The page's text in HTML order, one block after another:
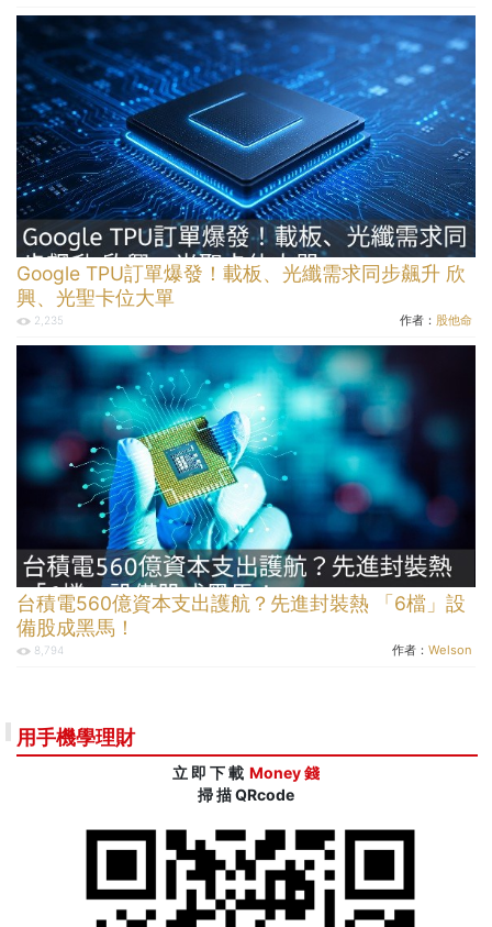
Google TPU訂單爆發！載板、光纖需求同步飆升 欣
興、光聖卡位大單
2,235 作者： 股他命
台積電560億資本支出護航？先進封裝熱 「6檔」設
備股成黑馬！
8,794 作者： Welson
用手機學理財
立 即 下 載 Money 錢
掃 描 QRcode